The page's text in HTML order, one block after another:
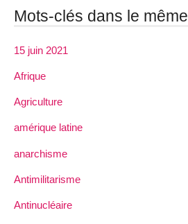
Mots-clés dans le
15 juin 2021
Afrique
Agriculture
amérique latine
anarchisme
Antimilitarisme
Antinucléaire